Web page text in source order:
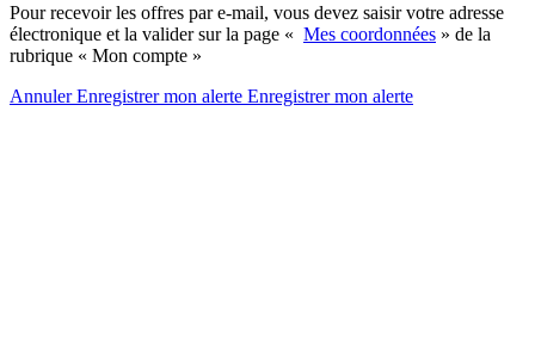
Pour recevoir les offres par e-mail, vous devez saisir votre adresse
électronique et la valider sur la page « Mes coordonnées » de la
rubrique « Mon compte »
AnnulerEnregistrer mon alerte Enregistrermon alerte